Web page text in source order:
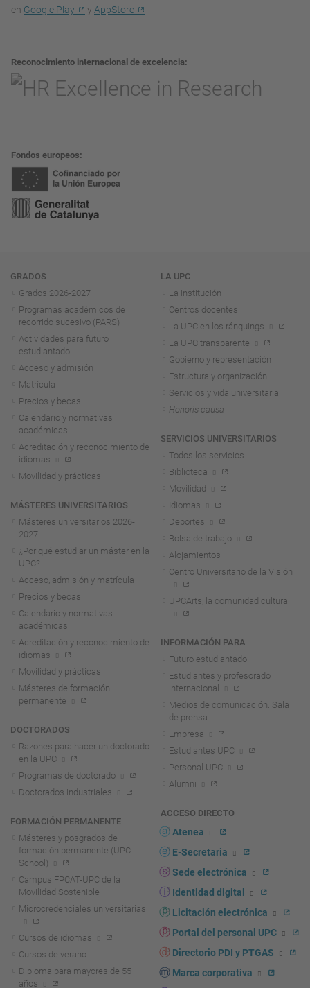
en Google Play y AppStore
Reconocimiento internacional de excelencia
Fondos europeos
Navegación
GRADOS
Grados 2026-2027
Programas académicos de
recorrido sucesivo (PARS)
Actividades para futuro
estudiantado
Acceso y admisión
Matrícula
Precios y becas
Calendario y normativas
académicas
Acreditación y reconocimiento de
idiomas
Movilidad y prácticas
MÁSTERES UNIVERSITARIOS
Másteres universitarios 2026-
2027
¿Por qué estudiar un máster en la
UPC?
Acceso, admisión y matrícula
Precios y becas
Calendario y normativas
académicas
Acreditación y reconocimiento de
idiomas
Movilidad y prácticas
Másteres de formación
permanente
DOCTORADOS
Razones para hacer un doctorado
en la UPC
Programas de doctorado
Doctorados industriales
FORMACIÓN PERMANENTE
Másteres y posgrados de
formación permanente (UPC
School)
Campus FPCAT-UPC de la
Movilidad Sostenible
Microcredenciales universitarias
Cursos de idiomas
Cursos de verano
Diploma para mayores de 55
años
LA UPC
La institución
Centros docentes
La UPC en los ránquings
La UPC transparente
Gobierno y representación
Estructura y organización
Servicios y vida universitaria
Honoris causa
SERVICIOS UNIVERSITARIOS
Todos los servicios
Biblioteca
Movilidad
Idiomas
Deportes
Bolsa de trabajo
Alojamientos
Centro Universitario de la Visión
UPCArts, la comunidad cultural
INFORMACIÓN PARA
Futuro estudiantado
Estudiantes y profesorado
internacional
Medios de comunicación. Sala
de prensa
Empresa
Estudiantes UPC
Personal UPC
Alumni
ACCESO DIRECTO
Atenea
E-Secretaria
Sede electrónica
Identidad digital
Licitación electrónica
Portal del personal UPC
Directorio PDI y PTGAS
Marca corporativa